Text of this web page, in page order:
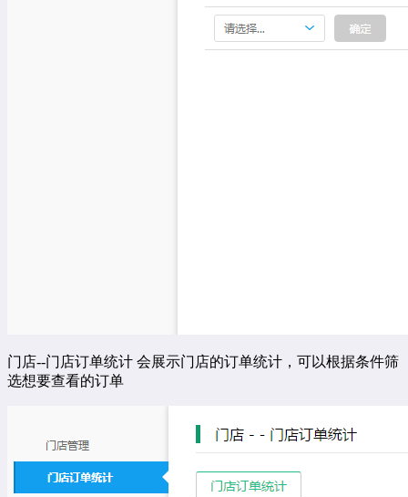
门店--门店订单统计 会展示门店的订单统计，可以根据条件筛
选想要查看的订单